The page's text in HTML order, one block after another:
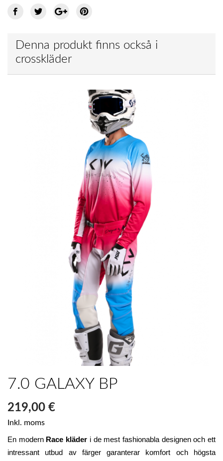
Denna produkt finns också i
crosskläder
7.0 GALAXY BP
219,00 €
Inkl. moms
En modern Race kläder i de mest fashionabla designen och ett
intressant utbud av färger garanterar komfort och högsta